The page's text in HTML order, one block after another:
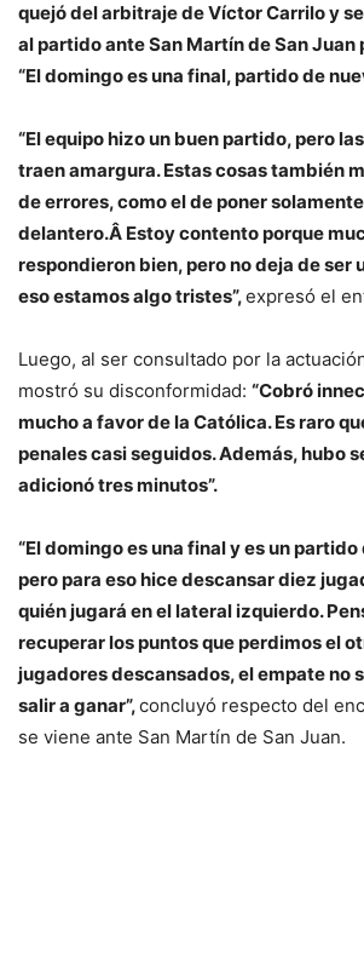
quejó del arbitraje de Víctor Carrilo y
al partido ante San Martín de San Juan
“El domingo es una final, partido de
“El equipo hizo un buen partido, pero
traen amargura. Estas cosas también
de errores, como el de poner
delantero.Â Estoy contento porque
respondieron bien, pero no deja de ser
eso estamos algo tristes”,expresó el
Luego, al ser consultado por la
mostró su disconformidad: “Cobró
mucho a favor de la Católica. Es raro
penales casi seguidos. Además, hubo
adicionó tres minutos”.
“El domingo es una final y es un
pero para eso hice descansar diez
quién jugará en el lateral izquierdo.
recuperar los puntos que perdimos el
jugadores descansados, el empate no
salir a ganar”,concluyó respecto del
se viene ante San Martín de San Juan.